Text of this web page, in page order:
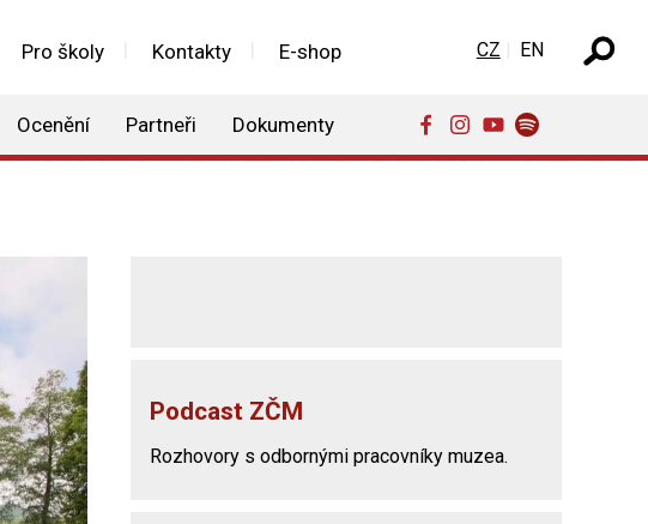
Pro školy Kontakty E-shop
Ocenění Partneři Dokumenty
Zvolte jazyk
CZ EN
Podcast ZČM
Rozhovory s odbornými pracovníky muzea.